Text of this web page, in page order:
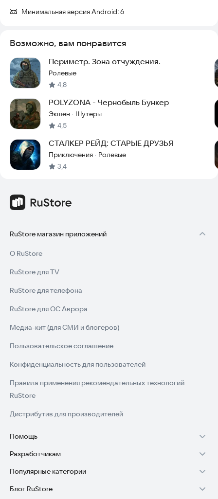
Минимальная версия Android:6
Возможно, вам понравится
Периметр. Зона отчуждения.
Ролевые
4,8
POLYZONA - Чернобыль Бункер
Экшен · Шутеры
4,5
СТАЛКЕР РЕЙД: СТАРЫЕ ДРУЗЬЯ
Приключения · Ролевые
3,4
RuStore магазин приложений
О RuStore
RuStore для TV
RuStore для телефона
RuStore для ОС Аврора
Медиа-кит (для СМИ и блогеров)
Пользовательское соглашение
Конфиденциальность для пользователей
Правила применения рекомендательных технологий
RuStore
Дистрибутив для производителей
Помощь
Установка RuStore на TV
Установка RuStore на телефон
Установка RuStore в машину
Разработчикам
Зарабатывать с RuStore
Стать разработчиком
Популярные категории
Игры для Android
Блог RuStore